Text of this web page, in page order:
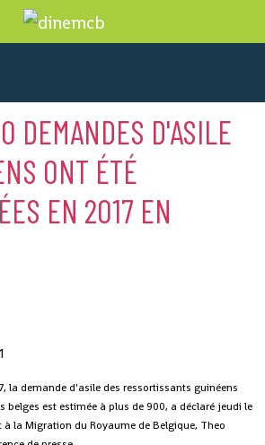
DEMANDES D'ASILE
ONT ÉTÉ
EN 2017 EN
la demande d'asile des ressortissants guinéens
belges est estimée à plus de 900, a déclaré jeudi le
la Migration du Royaume de Belgique, Theo